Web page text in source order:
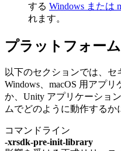
する Windows または
れます。
プラットフォー
以下のセクションでは、セ
Windows、macOS 用アプ
か、Unity アプリケーショ
ムでどのように動作するか
コマンドライン
-xrsdk-pre-init-library